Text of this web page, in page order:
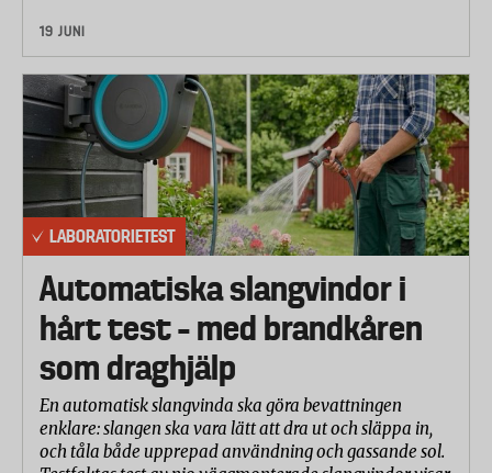
19 JUNI
LABORATORIETEST
Automatiska slangvindor i
hårt test – med brandkåren
som draghjälp
En automatisk slangvinda ska göra bevattningen
enklare: slangen ska vara lätt att dra ut och släppa in,
och tåla både upprepad användning och gassande sol.